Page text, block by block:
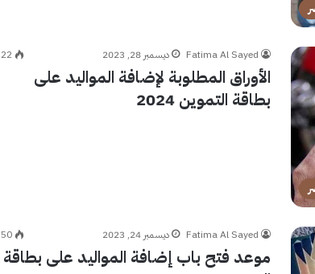
Fatima Al Sayed ديسمبر 28, 2023 22
الأوراق المطلوبة لإضافة المواليد على
بطاقة التموين 2024
Fatima Al Sayed ديسمبر 24, 2023 50
موعد فتح باب إضافة المواليد على بطاقة